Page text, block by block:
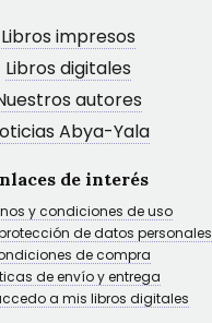
Libros impresos
Libros digitales
autores
Abya-Yala
de interés
y condiciones de uso
de datos personales
de compra
de envío y entrega
a mis libros digitales